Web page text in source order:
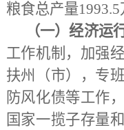
粮食总产量1993.5
（一）经济运
工作机制，加强
扶州（市），专
防风化债等工作
国家一揽子存量